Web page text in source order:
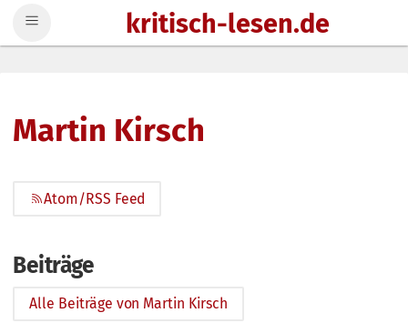
kritisch-lesen.de
Martin Kirsch
Atom/RSS Feed
Beiträge
Alle Beiträge von Martin Kirsch